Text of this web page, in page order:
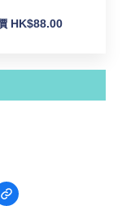
HK$88.00